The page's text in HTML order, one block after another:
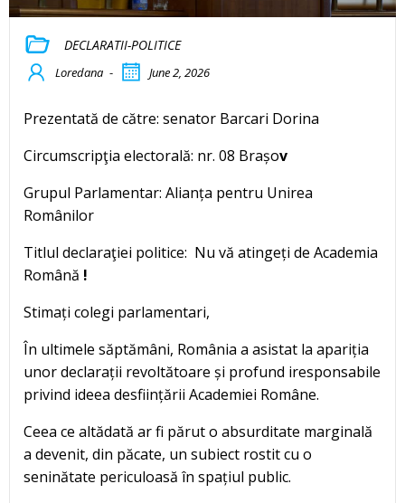
DECLARATII-POLITICE
Loredana - June 2, 2026
Prezentată de către: senator Barcari Dorina
Circumscripţia electorală: nr. 08 Brașov
Grupul Parlamentar: Alianța pentru Unirea
Românilor
Titlul declaraţiei politice: Nu vă atingeți de Academia
Română !
Stimați colegi parlamentari,
În ultimele săptămâni, România a asistat la apariția
unor declarații revoltătoare și profund iresponsabile
privind ideea desființării Academiei Române.
Ceea ce altădată ar fi părut o absurditate marginală
a devenit, din păcate, un subiect rostit cu o
seninătate periculoasă în spațiul public.